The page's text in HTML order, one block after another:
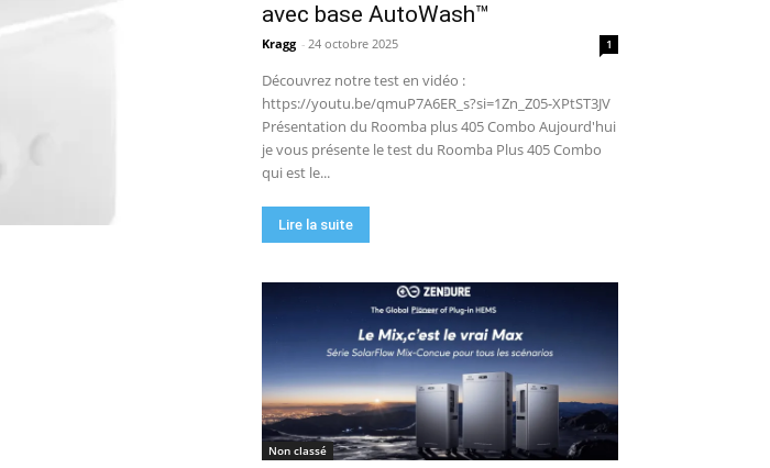
avec base AutoWash™
Kragg - 24 octobre 2025 1
Découvrez notre test en vidéo :
https://youtu.be/qmuP7A6ER_s?si=1Zn_Z05-XPtST3JV
Présentation du Roomba plus 405 Combo Aujourd'hui
je vous présente le test du Roomba Plus 405 Combo
qui est le...
Lire la suite
Non classé